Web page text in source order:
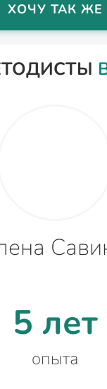
ХОЧУ ТАК ЖЕ
5 лет
опыта